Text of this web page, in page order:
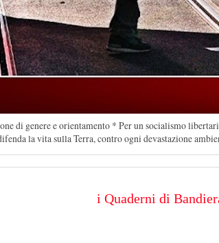
di genere e orientamento * Per un socialismo
la vita sulla Terra, contro ogni devastazione
i Quaderni di Bandiera